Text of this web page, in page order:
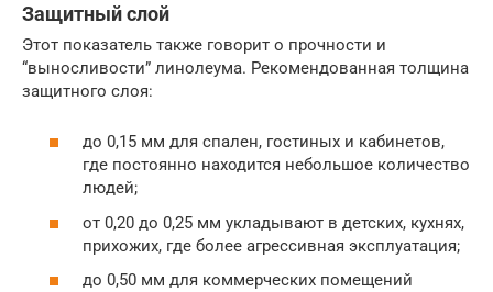
Защитный слой
Этот показатель также говорит о прочности и
“выносливости” линолеума. Рекомендованная толщина
защитного слоя:
до 0,15 мм для спален, гостиных и кабинетов,
где постоянно находится небольшое количество
людей;
от 0,20 до 0,25 мм укладывают в детских, кухнях,
прихожих, где более агрессивная эксплуатация;
до 0,50 мм для коммерческих помещений